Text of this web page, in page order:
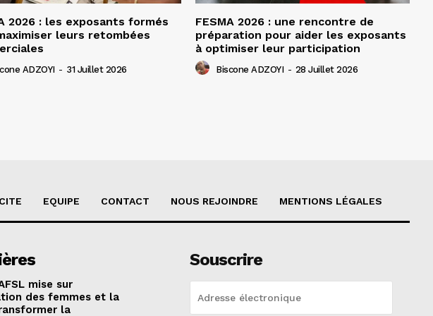
2026 : les exposants formés
leurs retombées
ADZOYI - 31 Juillet 2026
FESMA 2026 : une rencontre de
préparation pour aider les exposants
à optimiser leur participation
Biscone ADZOYI - 28 Juillet 2026
EQUIPE CONTACT NOUS REJOINDRE MENTIONS LÉGALES
mise sur
des femmes et la
la
Souscrire